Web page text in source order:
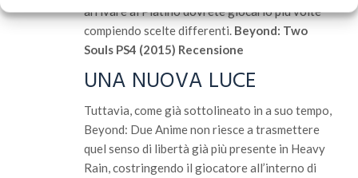
arrivare al Platino dovrete giocarlo più volte
compiendo scelte differenti. Beyond: Two
Souls PS4 (2015) Recensione
UNA NUOVA LUCE
Tuttavia, come già sottolineato in a suo tempo,
Beyond: Due Anime non riesce a trasmettere
quel senso di libertà già più presente in Heavy
Rain, costringendo il giocatore all’interno di